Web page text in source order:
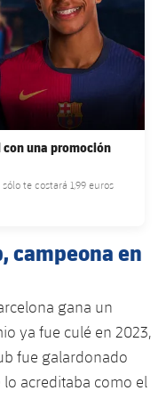
con una promoción
te costará 1,99 euros
campeona en
gana un
ya fue culé en 2023,
fue galardonado
lo acreditaba como el